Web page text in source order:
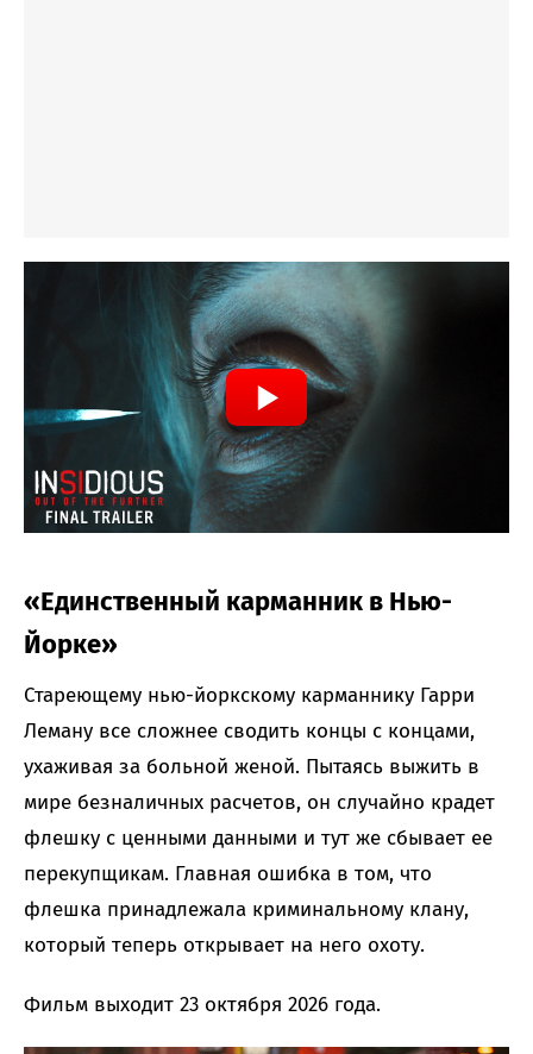
«Единственный карманник в Нью-
Йорке»
Стареющему нью-йоркскому карманнику Гарри
Леману все сложнее сводить концы с концами,
ухаживая за больной женой. Пытаясь выжить в
мире безналичных расчетов, он случайно крадет
флешку с ценными данными и тут же сбывает ее
перекупщикам. Главная ошибка в том, что
флешка принадлежала криминальному клану,
который теперь открывает на него охоту.
Фильм выходит 23 октября 2026 года.